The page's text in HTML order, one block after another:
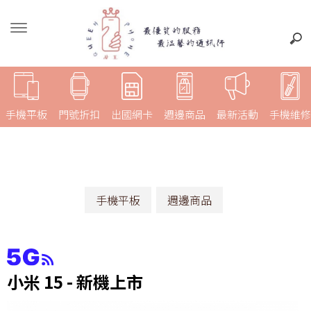
手機平板 門號折扣 週邊商品 最新活動 手機維修
出國網卡
手機平板 週邊商品
小米 15 - 新機上市